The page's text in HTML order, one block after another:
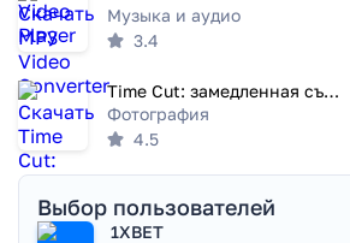
Музыка и аудио
3.4
Time Cut: замедленная съемка
Фотография
4.5
Выбор пользователей
1XBET